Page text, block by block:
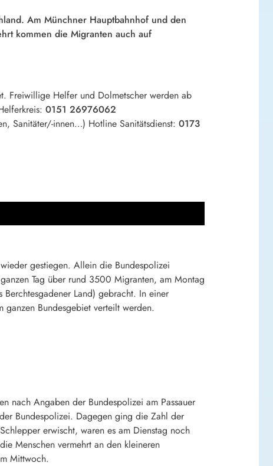
Am Münchner Hauptbahnhof und den
kommen die Migranten auch auf
Freiwillige Helfer und Dolmetscher werden ab
0151 26976062
Sanitäter/-innen…) Hotline Sanitätsdienst: 0173
gestiegen. Allein die Bundespolizei
Tag über rund 3500 Migranten, am Montag
Land) gebracht. In einer
Bundesgebiet verteilt werden.
nach Angaben der Bundespolizei am Passauer
Bundespolizei. Dagegen ging die Zahl der
erwischt, waren es am Dienstag noch
Menschen vermehrt an den kleineren
Mittwoch.